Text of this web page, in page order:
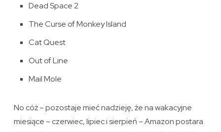
Dead Space 2
The Curse of Monkey Island
Cat Quest
Out of Line
Mail Mole
No cóż – pozostaje mieć nadzieję, że na wakacyjne
miesiące – czerwiec, lipiec i sierpień – Amazon postara